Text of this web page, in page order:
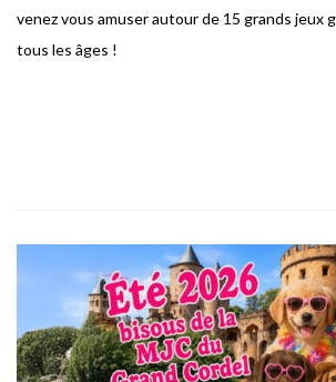
venez vous amuser autour de 15 grands jeux
tous les âges !